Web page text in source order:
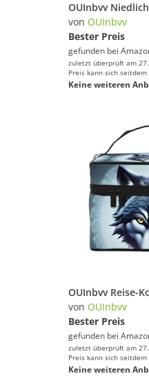
von OUInbvv
Bester Preis
gefunden bei
zuletzt überprüft am
Preis kann sich
Keine weiteren
von OUInbvv
Bester Preis
gefunden bei
zuletzt überprüft am
Preis kann sich
Keine weiteren